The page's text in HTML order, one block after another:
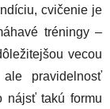
cvičenie je
tréningy –
vecou
pravidelnosť
nájsť takú formu